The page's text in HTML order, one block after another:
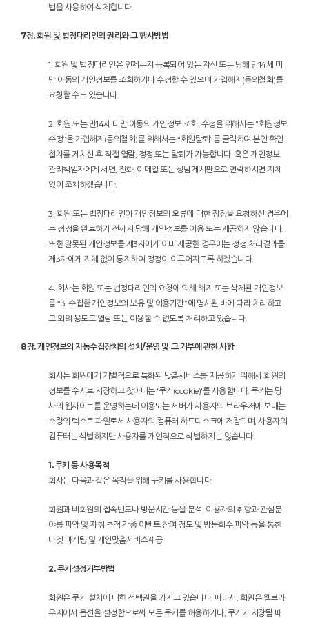
법을 사용하여 삭제합니다.
7장. 회원 및 법정대리인의 권리와 그 행사방법
1. 회원 및 법정대리인은 언제든지 등록되어 있는 자신 또는 당해 만14세 미
만 아동의 개인정보를 조회하거나 수정할 수 있으며 가입해지(동의철회)를
요청할 수도 있습니다.
2. 회원 또는 만14세 미만 아동의 개인정보 조회, 수정을 위해서는 “회원정보
수정”을 가입해지(동의철회)를 위해서는 “회원탈퇴”를 클릭하여 본인 확인
절차를 거치신 후 직접 열람, 정정 또는 탈퇴가 가능합니다. 혹은 개인정보
관리책임자에게 서면, 전화, 이메일 또는 상담게시판으로 연락하시면 지체
없이 조치하겠습니다.
3. 회원 또는 법정대리인이 개인정보의 오류에 대한 정정을 요청하신 경우에
는 정정을 완료하기 전까지 당해 개인정보를 이용 또는 제공하지 않습니다.
또한 잘못된 개인정보를 제3자에게 이미 제공한 경우에는 정정 처리결과를
제3자에게 지체 없이 통지하여 정정이 이루어지도록 하겠습니다.
4. 회사는 회원 또는 법정대리인의 요청에 의해 해지 또는 삭제된 개인정보
를 “3. 수집한 개인정보의 보유 및 이용기간”에 명시된 바에 따라 처리하고
그 외의 용도로 열람 또는 이용할 수 없도록 처리하고 있습니다.
8장. 개인정보의 자동수집장치의 설치/운영 및 그 거부에 관한 사항
회사는 회원에게 개별적으로 특화된 맞춤서비스를 제공하기 위해서 회원의
정보를 수시로 저장하고 찾아내는 '쿠키(cookie)'를 사용합니다. 쿠키는 당
사의 웹사이트를 운영하는데 이용되는 서버가 사용자의 브라우저에 보내는
소량의 텍스트 파일로서 사용자의 컴퓨터 하드디스크에 저장되며, 사용자의
컴퓨터는 식별하지만 사용자를 개인적으로 식별하지는 않습니다.
1. 쿠키 등 사용목적
회사는 다음과 같은 목적을 위해 쿠키를 사용합니다.
회원과 비회원의 접속빈도나 방문시간 등을 분석, 이용자의 취향과 관심분
야를 파악 및 자취 추적 각종 이벤트 참여 정도 및 방문회수 파악 등을 통한
타겟 마케팅 및 개인맞춤서비스제공
2. 쿠키설정거부방법
회원은 쿠키 설치에 대한 선택권을 가지고 있습니다. 따라서, 회원은 웹브라
우저에서 옵션을 설정함으로써 모든 쿠키를 허용하거나, 쿠키가 저장될 때